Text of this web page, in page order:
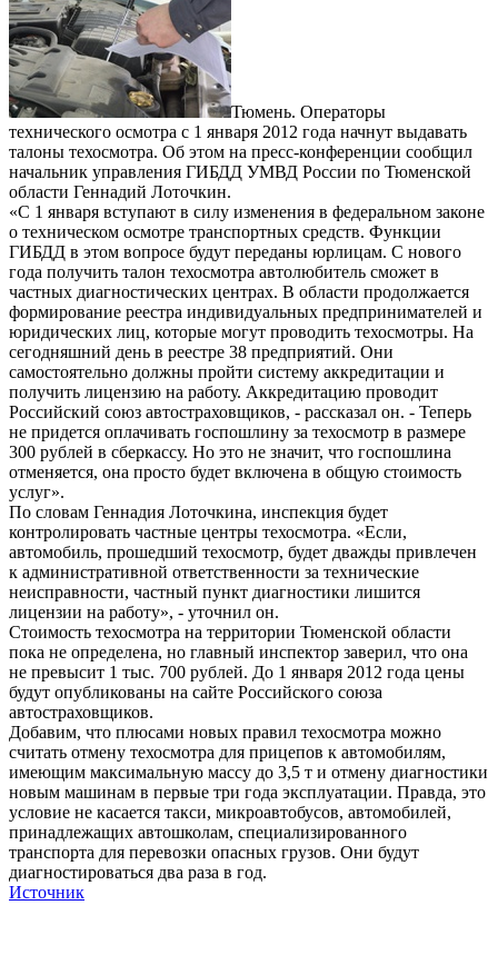
Тюмень. Операторы
технического осмотра с 1 января 2012 года начнут выдавать
талоны техосмотра. Об этом на пресс-конференции сообщил
начальник управления ГИБДД УМВД России по Тюменской
области Геннадий Лоточкин.
«С 1 января вступают в силу изменения в федеральном законе
о техническом осмотре транспортных средств. Функции
ГИБДД в этом вопросе будут переданы юрлицам. С нового
года получить талон техосмотра автолюбитель сможет в
частных диагностических центрах. В области продолжается
формирование реестра индивидуальных предпринимателей и
юридических лиц, которые могут проводить техосмотры. На
сегодняшний день в реестре 38 предприятий. Они
самостоятельно должны пройти систему аккредитации и
получить лицензию на работу. Аккредитацию проводит
Российский союз автостраховщиков, - рассказал он. - Теперь
не придется оплачивать госпошлину за техосмотр в размере
300 рублей в сберкассу. Но это не значит, что госпошлина
отменяется, она просто будет включена в общую стоимость
услуг».
По словам Геннадия Лоточкина, инспекция будет
контролировать частные центры техосмотра. «Если,
автомобиль, прошедший техосмотр, будет дважды привлечен
к административной ответственности за технические
неисправности, частный пункт диагностики лишится
лицензии на работу», - уточнил он.
Стоимость техосмотра на территории Тюменской области
пока не определена, но главный инспектор заверил, что она
не превысит 1 тыс. 700 рублей. До 1 января 2012 года цены
будут опубликованы на сайте Российского союза
автостраховщиков.
Добавим, что плюсами новых правил техосмотра можно
считать отмену техосмотра для прицепов к автомобилям,
имеющим максимальную массу до 3,5 т и отмену диагностики
новым машинам в первые три года эксплуатации. Правда, это
условие не касается такси, микроавтобусов, автомобилей,
принадлежащих автошколам, специализированного
транспорта для перевозки опасных грузов. Они будут
диагностироваться два раза в год.
Источник